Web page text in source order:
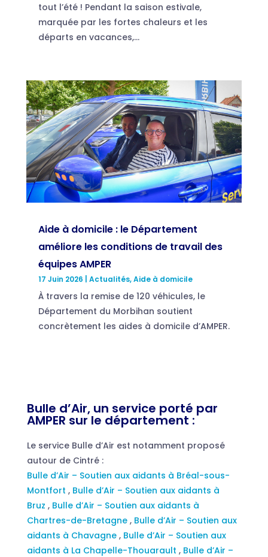
tout l’été ! Pendant la saison estivale,
marquée par les fortes chaleurs et les
départs en vacances,...
Aide à domicile : le Département
améliore les conditions de travail des
équipes AMPER
17 Juin 2026 Actualités,Aide à domicile
À travers la remise de 120 véhicules, le
Département du Morbihan soutient
concrètement les aides à domicile d’AMPER.
Bulle d’Air, un service porté par
AMPER sur le département :
Le service Bulle d’Air est notamment proposé
autour de Cintré :
Bulle d’Air – Soutien aux aidants à Bréal-sous-
Montfort , Bulle d’Air – Soutien aux aidants à
Bruz , Bulle d’Air – Soutien aux aidants à
Chartres-de-Bretagne , Bulle d’Air – Soutien aux
aidants à Chavagne , Bulle d’Air – Soutien aux
aidants à La Chapelle-Thouarault , Bulle d’Air –